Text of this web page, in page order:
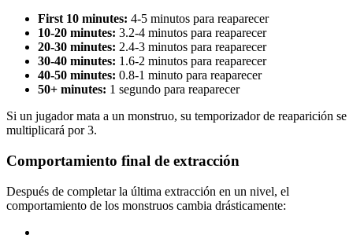
First 10 minutes: 4-5 minutos para reaparecer
10-20 minutes: 3.2-4 minutos para reaparecer
20-30 minutes: 2.4-3 minutos para reaparecer
30-40 minutes: 1.6-2 minutos para reaparecer
40-50 minutes: 0.8-1 minuto para reaparecer
50+ minutes: 1 segundo para reaparecer
Si un jugador mata a un monstruo, su temporizador de reaparición se
multiplicará por 3.
Comportamiento final de extracción
Después de completar la última extracción en un nivel, el
comportamiento de los monstruos cambia drásticamente: